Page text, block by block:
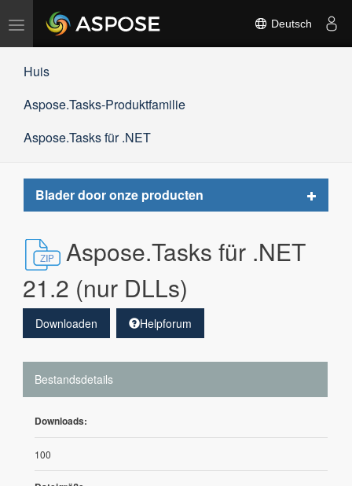
Navigation
umschalten
Deutsch
Huis
Aspose.Tasks-Produktfamilie
Aspose.Tasks für .NET
Blader door onze producten
Toggle
Aspose.Tasks für .NET
21.2 (nur DLLs)
Downloaden Helpforum
Bestandsdetails
Downloads:
100